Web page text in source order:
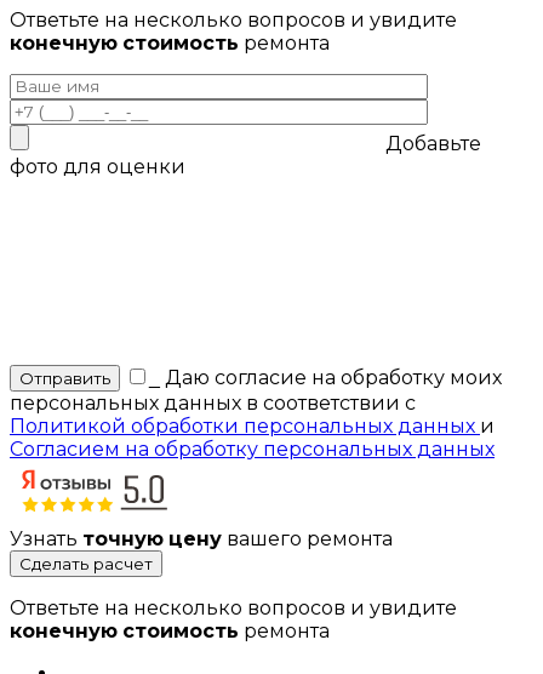
Ответьте на несколько вопросов и увидите
конечную стоимость ремонта
Добавьте
фото для оценки
Даю согласие на обработку моих
персональных данных в соответствии с
Политикой обработки персональных данных и
Согласием на обработку персональных данных
Узнать точную цену вашего ремонта
Сделать расчет
Ответьте на несколько вопросов и увидите
конечную стоимость ремонта